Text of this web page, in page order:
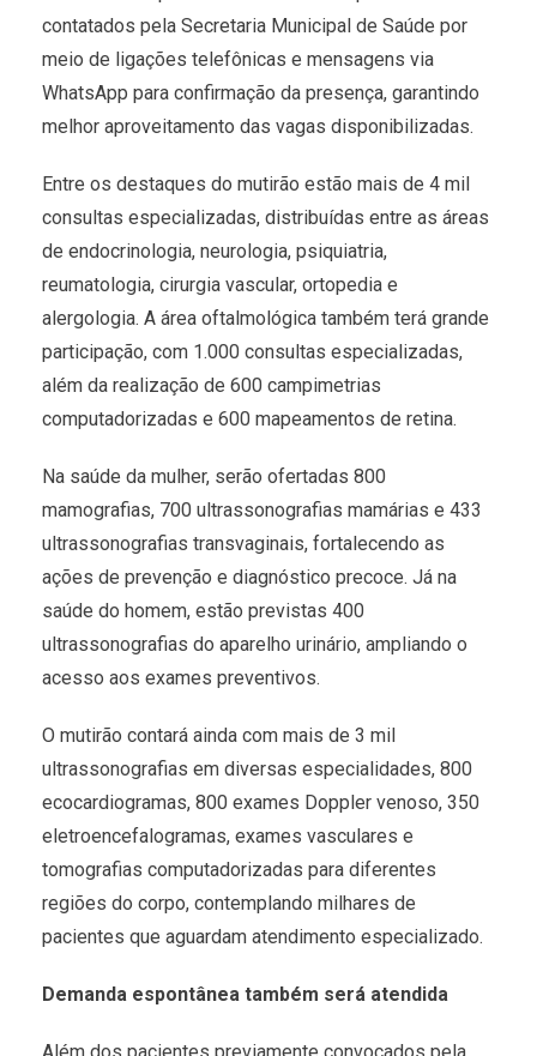
contatados pela Secretaria Municipal de Saúde por
meio de ligações telefônicas e mensagens via
WhatsApp para confirmação da presença, garantindo
melhor aproveitamento das vagas disponibilizadas.
Entre os destaques do mutirão estão mais de 4 mil
consultas especializadas, distribuídas entre as áreas
de endocrinologia, neurologia, psiquiatria,
reumatologia, cirurgia vascular, ortopedia e
alergologia. A área oftalmológica também terá grande
participação, com 1.000 consultas especializadas,
além da realização de 600 campimetrias
computadorizadas e 600 mapeamentos de retina.
Na saúde da mulher, serão ofertadas 800
mamografias, 700 ultrassonografias mamárias e 433
ultrassonografias transvaginais, fortalecendo as
ações de prevenção e diagnóstico precoce. Já na
saúde do homem, estão previstas 400
ultrassonografias do aparelho urinário, ampliando o
acesso aos exames preventivos.
O mutirão contará ainda com mais de 3 mil
ultrassonografias em diversas especialidades, 800
ecocardiogramas, 800 exames Doppler venoso, 350
eletroencefalogramas, exames vasculares e
tomografias computadorizadas para diferentes
regiões do corpo, contemplando milhares de
pacientes que aguardam atendimento especializado.
Demanda espontânea também será atendida